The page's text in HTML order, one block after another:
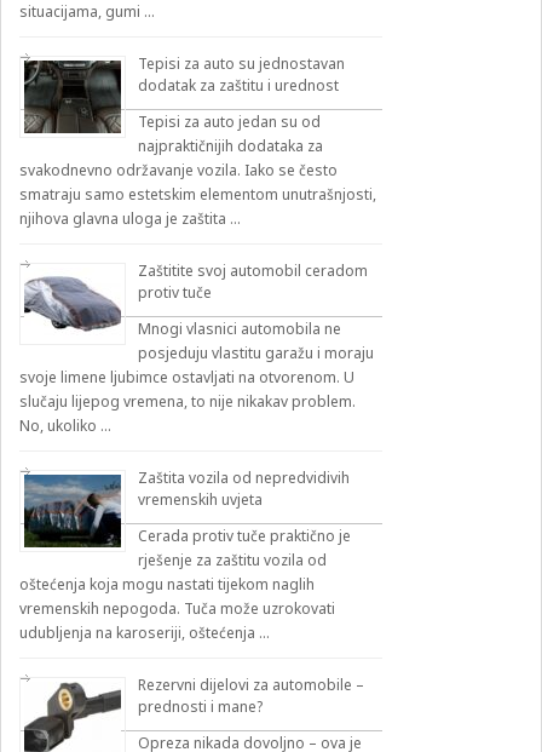
situacijama, gumi …
Tepisi za auto su jednostavan
dodatak za zaštitu i urednost
Tepisi za auto jedan su od
najpraktičnijih dodataka za
svakodnevno održavanje vozila. Iako se često
smatraju samo estetskim elementom unutrašnjosti,
njihova glavna uloga je zaštita …
Zaštitite svoj automobil ceradom
protiv tuče
Mnogi vlasnici automobila ne
posjeduju vlastitu garažu i moraju
svoje limene ljubimce ostavljati na otvorenom. U
slučaju lijepog vremena, to nije nikakav problem.
No, ukoliko …
Zaštita vozila od nepredvidivih
vremenskih uvjeta
Cerada protiv tuče praktično je
rješenje za zaštitu vozila od
oštećenja koja mogu nastati tijekom naglih
vremenskih nepogoda. Tuča može uzrokovati
udubljenja na karoseriji, oštećenja …
Rezervni dijelovi za automobile –
prednosti i mane?
Opreza nikada dovoljno – ova je